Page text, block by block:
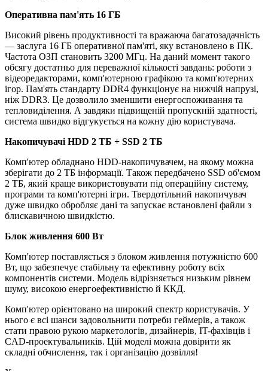
Оперативна пам'ять 16 ГБ
Високий рівень продуктивності та вражаюча багатозадачність
— заслуга 16 ГБ оперативної пам'яті, яку встановлено в ПК.
Частота ОЗП становить 3200 МГц. На даний момент такого
обсягу достатньо для переважної кількості завдань: роботи з
відеоредакторами, комп'ютерною графікою та комп'ютерних
ігор. Пам'ять стандарту DDR4 функціонує на нижчій напрузі,
ніж DDR3. Це дозволило зменшити енергоспоживання та
тепловиділення. А завдяки підвищеній пропускній здатності,
система швидко відгукується на кожну дію користувача.
Накопичувачі HDD 2 TБ + SSD 2 ТБ
Комп'ютер обладнано HDD-накопичувачем, на якому можна
зберігати до 2 ТБ інформації. Також передбачено SSD об'ємом
2 ТБ, який краще використовувати під операційну систему,
програми та комп'ютерні ігри. Твердотільний накопичувач
дуже швидко обробляє дані та запускає встановлені файли з
блискавичною швидкістю.
Блок живлення 600 Вт
Комп'ютер поставляється з блоком живлення потужністю 600
Вт, що забезпечує стабільну та ефективну роботу всіх
компонентів системи. Модель відрізняється низьким рівнем
шуму, високою енергоефективністю й ККД.
Комп'ютер орієнтовано на широкий спектр користувачів. У
нього є всі шанси задовольнити потреби геймерів, а також
стати правою рукою маркетологів, дизайнерів, IT-фахівців і
CAD-проектувальників. Цій моделі можна довірити як
складні обчислення, так і організацію дозвілля!